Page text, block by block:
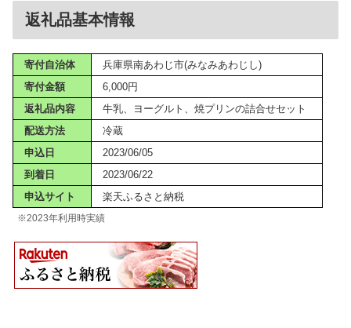
返礼品基本情報
寄付自治体
兵庫県南あわじ市(みなみあわじし)
寄付金額
6,000円
返礼品内容
牛乳、ヨーグルト、焼プリンの詰合せセット
配送方法
冷蔵
申込日
2023/06/05
到着日
2023/06/22
申込サイト
楽天ふるさと納税
※2023年利用時実績